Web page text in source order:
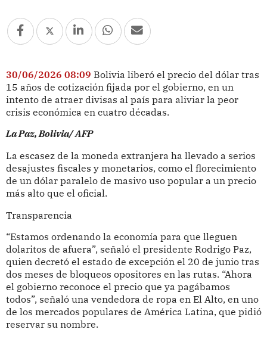
30/06/2026 08:09 Bolivia liberó el precio del dólar tras
15 años de cotización fijada por el gobierno, en un
intento de atraer divisas al país para aliviar la peor
crisis económica en cuatro décadas.
La Paz, Bolivia/ AFP
La escasez de la moneda extranjera ha llevado a serios
desajustes fiscales y monetarios, como el florecimiento
de un dólar paralelo de masivo uso popular a un precio
más alto que el oficial.
Transparencia
“Estamos ordenando la economía para que lleguen
dolaritos de afuera”, señaló el presidente Rodrigo Paz,
quien decretó el estado de excepción el 20 de junio tras
dos meses de bloqueos opositores en las rutas. “Ahora
el gobierno reconoce el precio que ya pagábamos
todos”, señaló una vendedora de ropa en El Alto, en uno
de los mercados populares de América Latina, que pidió
reservar su nombre.